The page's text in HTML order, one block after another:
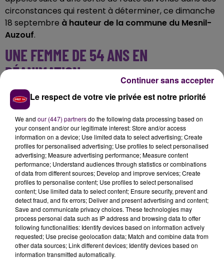
circonstances qui restent à déterminer, ce dimanche
18 septembre à hauteur de la commune du Mesnil-
Auzouf.
UNE FEMME DE 54 ANS EN
RÉANIMATION
A bord du véhicule concerné, se trouvaitune femme
de 54 ans
des secours,la victime a été déclarée décédée par
le médecin du SMUR, malgré les manœuvres de
réanimation"fait savoir le Service départemental
d’incendie et de secours.
Le respect de votre vie privée est notre priorité
We and our (447) partnersdo the following data processing based on
your consent and/or our legitimate interest: Store and/or access
information on a device; Use limited data to select advertising; Create
profiles for personalised advertising; Use profiles to select personalised
advertising; Measure advertising performance; Measure content
performance; Understand audiences through statistics or combinations
of data from different sources; Develop and improve services; Create
profiles to personalise content; Use profiles to select personalised
content; Use limited data to select content; Ensure security, prevent and
detect fraud, and fix errors; Deliver and present advertising and content;
Save and communicate privacy choices. These technologies may
process personal data such as IP address and browsing data to offer
following functionalities: Identify devices based on information actively
requested; Use precise geolocation data; Match and combine data from
other data sources; Link different devices; Identify devices based on
information transmitted automatically.
Continuer sans accepter